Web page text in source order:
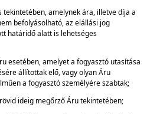
tekintetében, amelynek ára, illetve díja a
befolyásolható, az elállási jog
határidő alatt is lehetséges
esetében, amelyet a fogyasztó utasítása
állítottak elő, vagy olyan Áru
a fogyasztó személyére szabtak;
ideig megőrző Áru tekintetében;